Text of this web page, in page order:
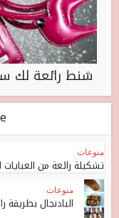
شنط رائعة لك
منوعات
تشكيلة رائعة من العبايات
منوعات
البادنجال بطريقة